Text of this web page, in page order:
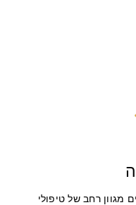
מגוון רחב של טיפולי